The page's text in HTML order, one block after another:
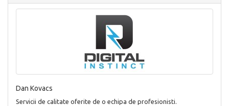
Dan Kovacs
Servicii de calitate oferite de o echipa de profesionisti.